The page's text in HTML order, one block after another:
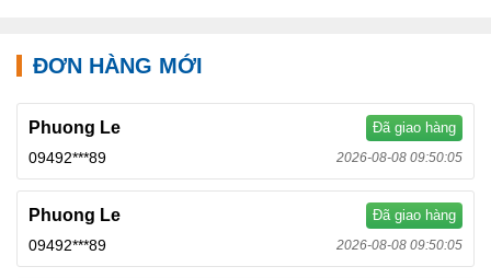
ĐƠN HÀNG MỚI
Phuong Le Đã giao hàng
09492***89 2026-08-08 09:50:05
Phuong Le Đã giao hàng
09492***89 2026-08-08 09:50:05